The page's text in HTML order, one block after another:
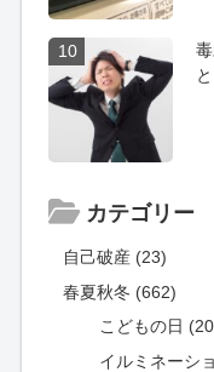
10
カテゴリー
自己破産 (23)
春夏秋冬 (662)
こどもの日
イルミネーシ